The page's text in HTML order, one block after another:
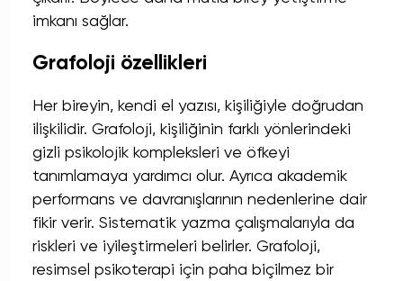
imkanı sağlar.
Grafoloji özellikleri
Her bireyin, kendi el yazısı, kişiliğiyle doğrudan
ilişkilidir. Grafoloji, kişiliğinin farklı yönlerindeki
gizli psikolojik kompleksleri ve öfkeyi
tanımlamaya yardımcı olur. Ayrıca akademik
performans ve davranışlarının nedenlerine dair
fikir verir. Sistematik yazma çalışmalarıyla da
riskleri ve iyileştirmeleri belirler. Grafoloji,
resimsel psikoterapi için paha biçilmez bir